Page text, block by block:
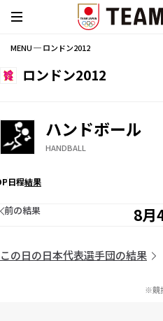
MENU ─ ロンドン2012
ロンドン2012
ハンドボール
HANDBALL
日程結果
8月
前の結果
この日の日本代表選手団の結果
※競